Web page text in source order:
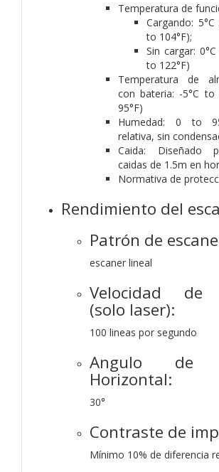
Temperatura de
Cargando:
to 104°F);
Sin cargar:
to 122°F)
Temperatura de
con bateria: -5°C to
95°F)
Humedad: 0 to
relativa, sin
Caida: Diseñado
caidas de 1.5m en
Normativa de
Rendimiento del
Patrón de
escaner lineal
Velocidad de
(solo laser):
100 lineas por segundo
Angulo de
Horizontal:
30°
Contraste de
Mínimo 10% de diferencia